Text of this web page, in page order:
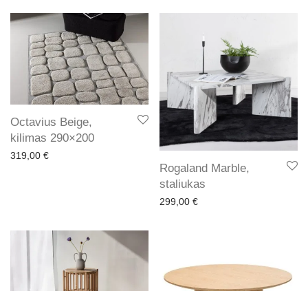
Octavius Beige,
kilimas 290×200
319,00 €
Rogaland Marble,
staliukas
299,00 €